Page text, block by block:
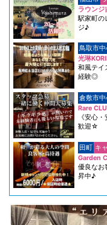
ラウンジ
駅家町の
ジ♪
鳥取市
光琳
和風テイ
経験◎
倉敷市
Rare
《安心
歓迎☆
田町 キ
Garden
優良なお
昇中♪